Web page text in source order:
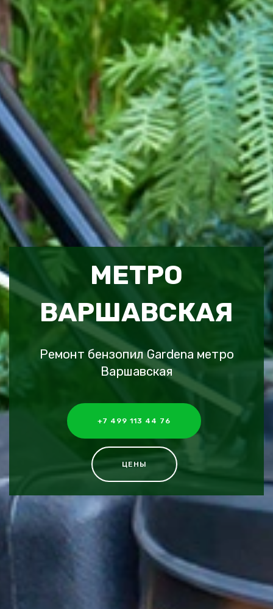
МЕТРО
ВАРШАВСКАЯ
Ремонт бензопил Gardena метро
Варшавская
+7 499 113 44 76
ЦЕНЫ